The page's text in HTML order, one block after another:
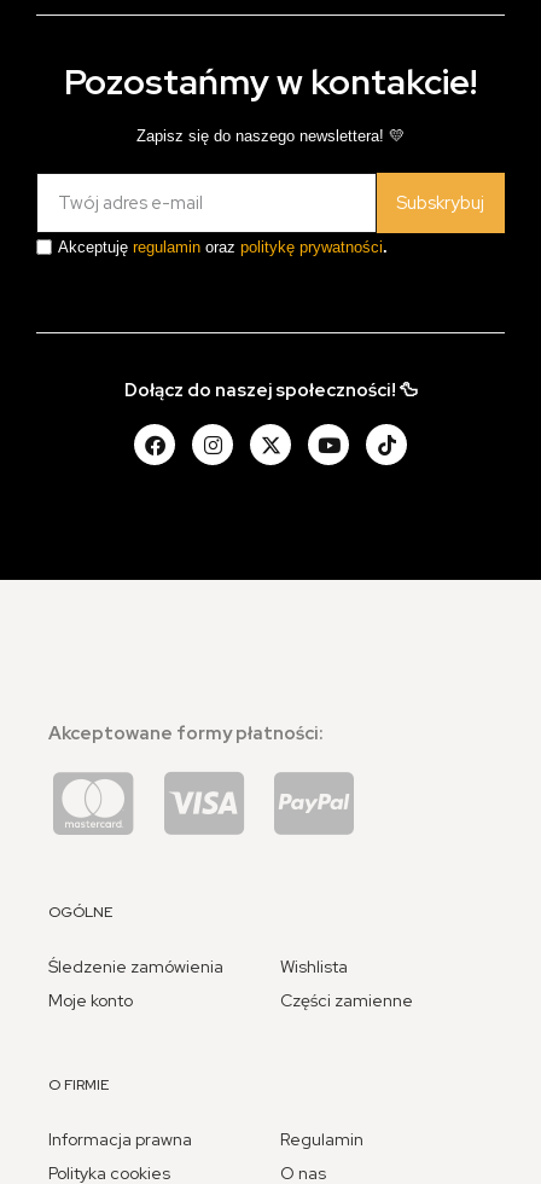
Pozostańmy w kontakcie!
Zapisz się do naszego newslettera! 💛
Subskrybuj
Akceptuję regulamin oraz politykę prywatności.
Dołącz do naszej społeczności! 🦆
Akceptowane formy płatności:
OGÓLNE
Śledzenie zamówienia
Moje konto
Wishlista
Części zamienne
O FIRMIE
Informacja prawna
Polityka cookies
Regulamin
O nas